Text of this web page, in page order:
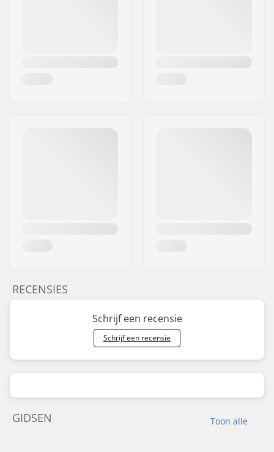
RECENSIES
Schrijf een recensie
Schrijf een recensie
Toon alle
GIDSEN